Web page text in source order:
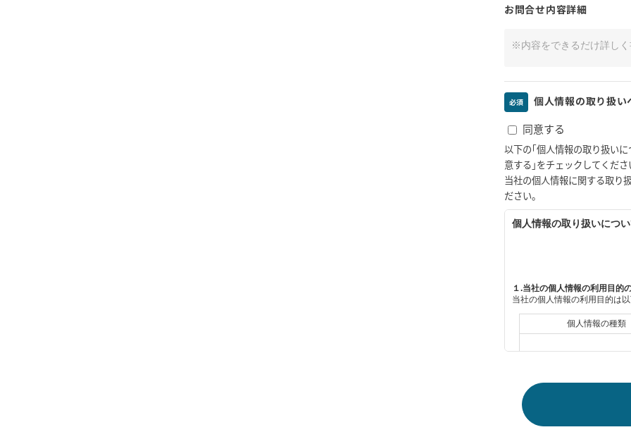
お問合せ内容詳細
必須 個人情報の取り扱い
同意する
以下の｢個人情報の取り扱い
意する｣をチェックしてくださ
当社の個人情報に関する取り
ださい。